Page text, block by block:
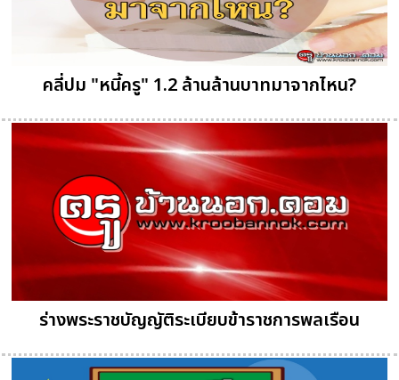
คลี่ปม "หนี้ครู" 1.2 ล้านล้านบาทมาจากไหน?
ร่างพระราชบัญญัติระเบียบข้าราชการพลเรือน